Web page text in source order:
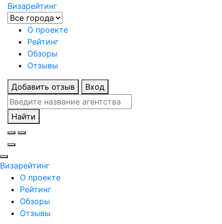
Визарейтинг
О проекте
Рейтинг
Обзоры
Отзывы
Добавить отзыв Вход
Найти
Визарейтинг
О проекте
Рейтинг
Обзоры
Отзывы